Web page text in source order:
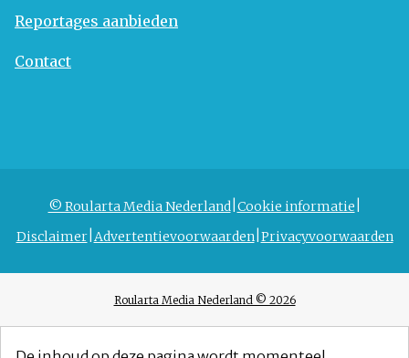
Reportages aanbieden
Contact
© Roularta Media Nederland Cookie informatie
Disclaimer Advertentievoorwaarden Privacyvoorwaarden
Roularta Media Nederland © 2026